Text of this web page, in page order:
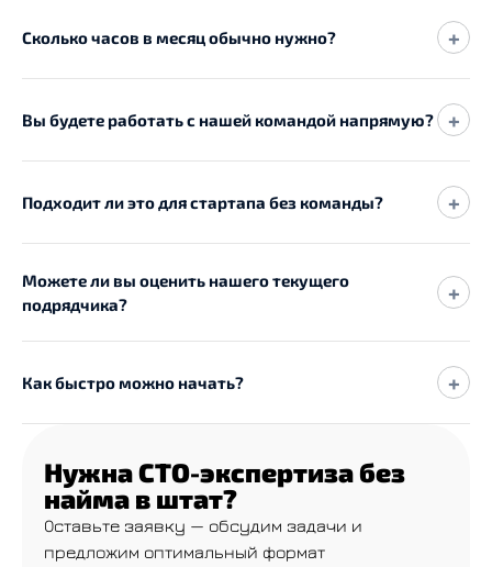
Сколько часов в месяц обычно нужно? +
Вы будете работать с нашей командой напрямую? +
Подходит ли это для стартапа без команды? +
Можете ли вы оценить нашего текущего
подрядчика?
+
Как быстро можно начать? +
Нужна CTO-экспертиза без
найма в штат?
Оставьте заявку — обсудим задачи и
предложим оптимальный формат